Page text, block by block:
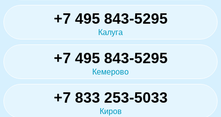
+7 495 843-5295
Калуга
+7 495 843-5295
Кемерово
+7 833 253-5033
Киров